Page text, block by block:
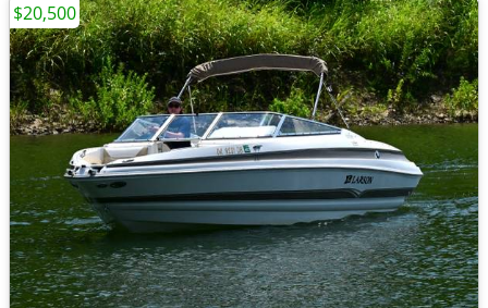
$20,500